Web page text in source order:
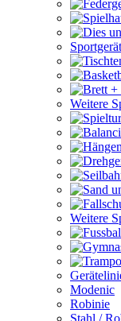
Weitere
Weitere
Modenic
Robinie